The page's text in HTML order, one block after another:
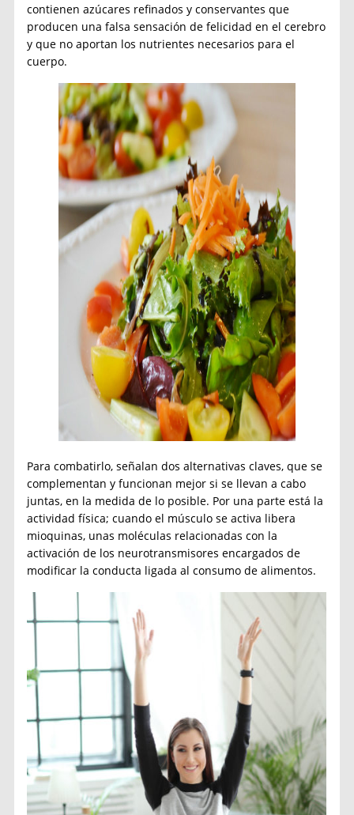
contienen azúcares refinados y conservantes que
producen una falsa sensación de felicidad en el cerebro
y que no aportan los nutrientes necesarios para el
cuerpo.
Para combatirlo, señalan dos alternativas claves, que se
complementan y funcionan mejor si se llevan a cabo
juntas, en la medida de lo posible. Por una parte está la
actividad física; cuando el músculo se activa libera
mioquinas, unas moléculas relacionadas con la
activación de los neurotransmisores encargados de
modificar la conducta ligada al consumo de alimentos.